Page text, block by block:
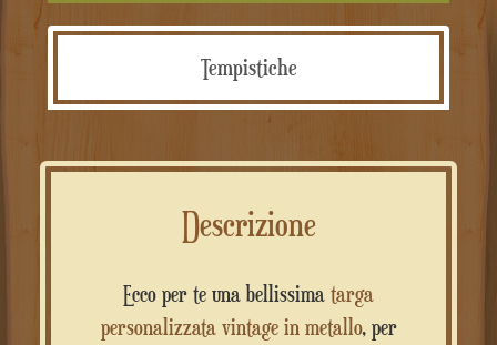
Tempistiche
Descrizione
Ecco per te una bellissima targa
personalizzata vintage in metallo, per